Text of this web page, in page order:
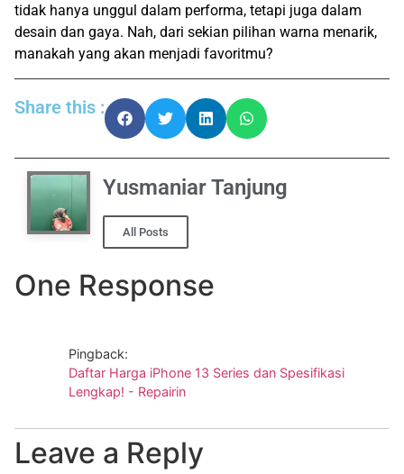
tidak hanya unggul dalam performa, tetapi juga dalam
desain dan gaya. Nah, dari sekian pilihan warna menarik,
manakah yang akan menjadi favoritmu?
Share this :
Yusmaniar Tanjung
All Posts
One Response
Pingback:
Daftar Harga iPhone 13 Series dan Spesifikasi
Lengkap! - Repairin
Leave a Reply